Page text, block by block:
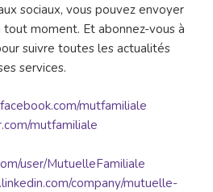
sociaux, vous pouvez envoyer
moment. Et abonnez-vous à
suivre toutes les actualités
services.
mutfamiliale
mutfamiliale
user/MutuelleFamiliale
company/mutuelle-